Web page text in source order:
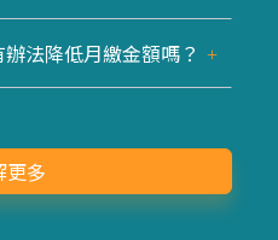
法降低月繳金額嗎？
更多